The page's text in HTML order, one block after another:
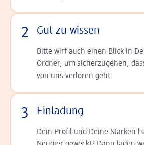
2 Gut zu wissen
Bitte wirf auch einen Blick in
Ordner, um sicherzugehen,
von uns verloren geht.
3 Einladung
Dein Profil und Deine Stär­ken